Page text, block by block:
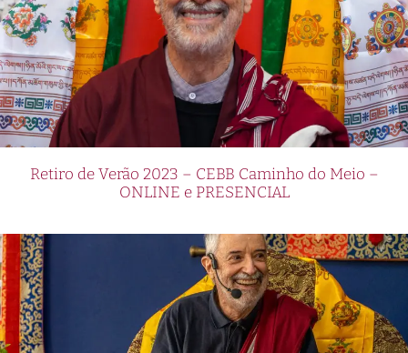
Retiro de Verão 2023 – CEBB Caminho do Meio –
ONLINE e PRESENCIAL